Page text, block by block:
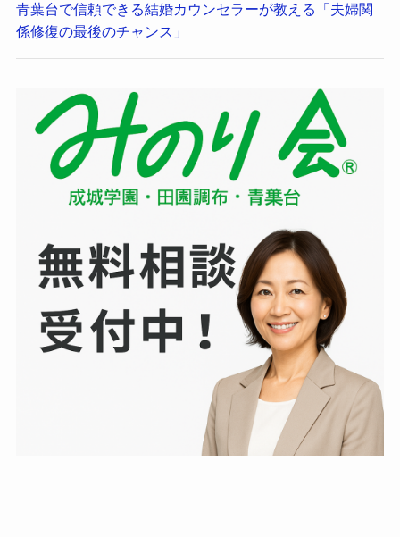
青葉台で信頼できる結婚カウンセラーが教える「夫婦関
係修復の最後のチャンス」